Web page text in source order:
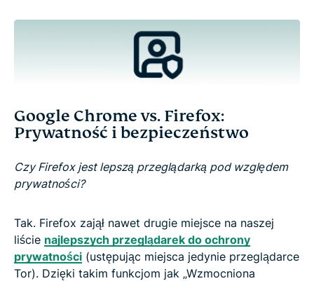
Google Chrome vs. Firefox:
Prywatność i bezpieczeństwo
Czy Firefox jest lepszą przeglądarką pod względem
prywatności?
Tak. Firefox zajął nawet drugie miejsce na naszej
liście najlepszych przeglądarek do ochrony
prywatności (ustępując miejsca jedynie przeglądarce
Tor). Dzięki takim funkcjom jak „Wzmocniona